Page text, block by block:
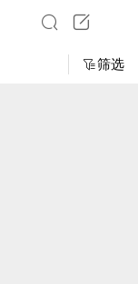
筛选